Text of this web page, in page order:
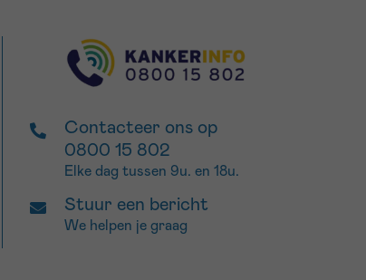
Contacteer ons op
0800 15 802
Elke dag tussen 9u. en 18u.
Stuur een bericht
We helpen je graag